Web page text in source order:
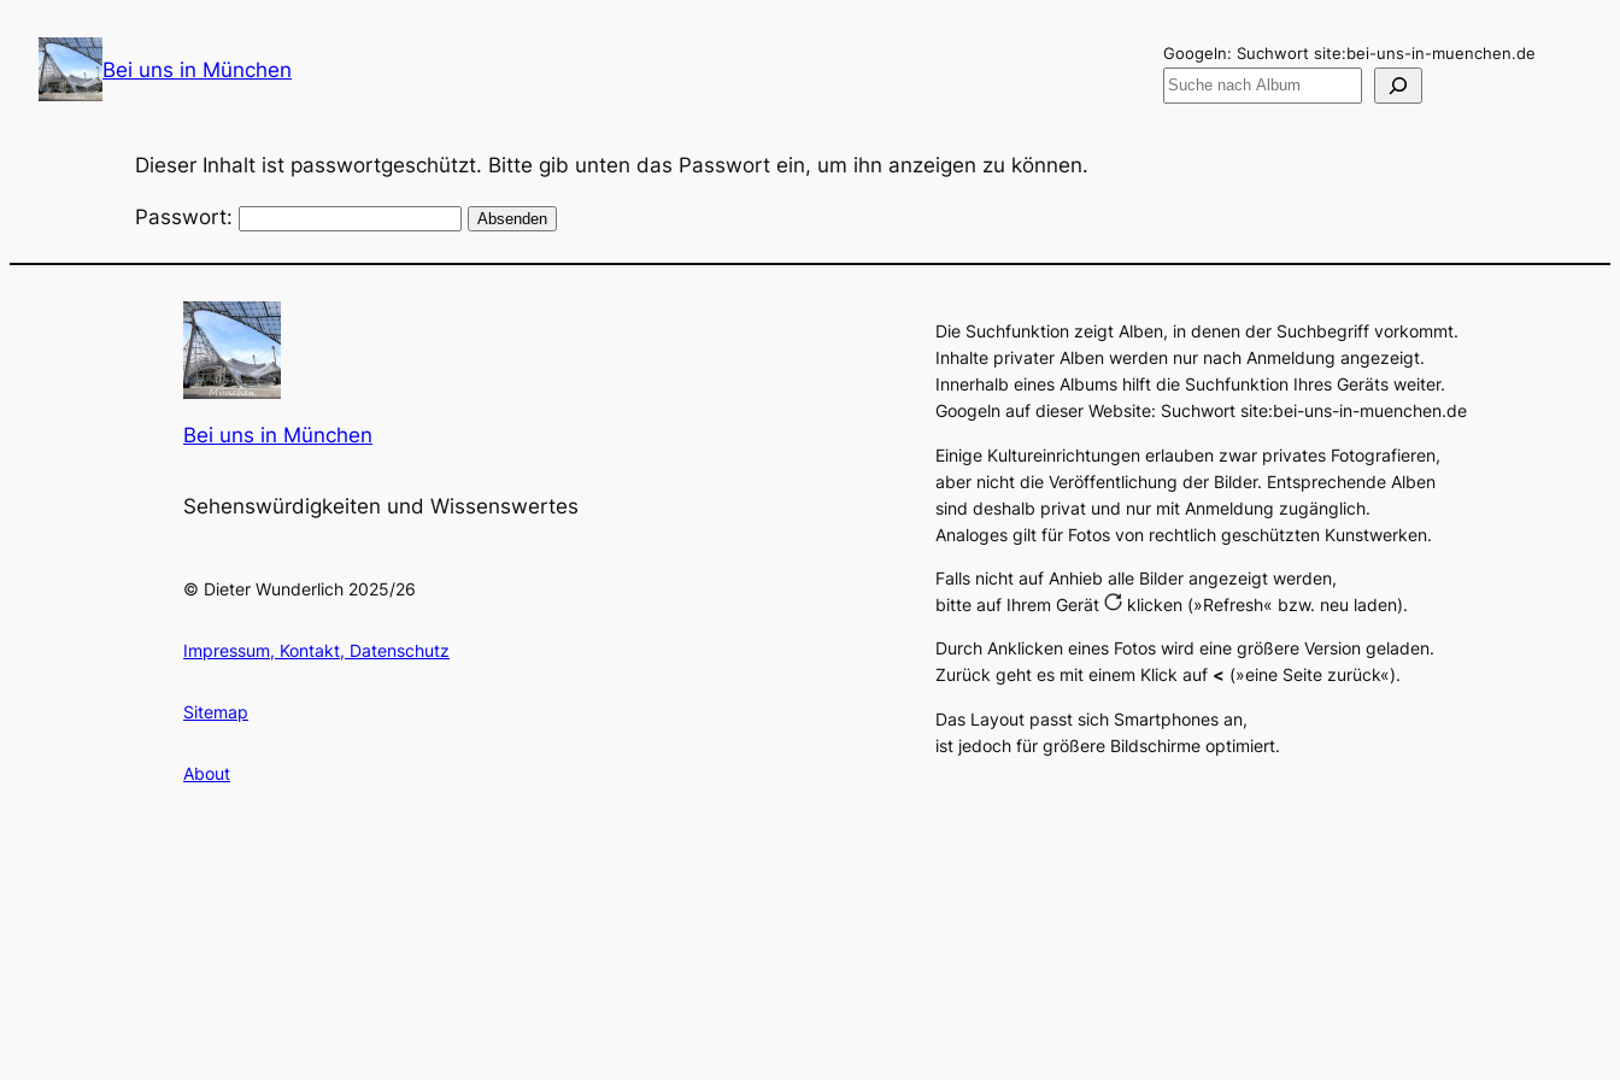
Inhalt
springen
Bei uns in München
Googeln: Suchwort site:bei-uns-in-muenchen.de
Dieser Inhalt ist passwortgeschützt. Bitte gib unten das Passwort ein, um ihn anzeigen zu können.
Passwort:
Bei uns in München
Sehenswürdigkeiten und Wissenswertes
© Dieter Wunderlich 2025/26
Impressum, Kontakt, Datenschutz
Sitemap
About
Die Suchfunktion zeigt Alben, in denen der Suchbegriff vorkommt.
Inhalte privater Alben werden nur nach Anmeldung angezeigt.
Innerhalb eines Albums hilft die Suchfunktion Ihres Geräts weiter.
Googeln auf dieser Website: Suchwort site:bei-uns-in-muenchen.de
Einige Kultureinrichtungen erlauben zwar privates Fotografieren,
aber nicht die Veröffentlichung der Bilder. Entsprechende Alben
sind deshalb privat und nur mit Anmeldung zugänglich.
Analoges gilt für Fotos von rechtlich geschützten Kunstwerken.
Falls nicht auf Anhieb alle Bilder angezeigt werden,
bitte auf Ihrem Gerät
klicken (»Refresh« bzw. neu laden).
Durch Anklicken eines Fotos wird eine größere Version geladen.
Zurück geht es mit einem Klick auf < (»eine Seite zurück«).
Das Layout passt sich Smartphones an,
ist jedoch für größere Bildschirme optimiert.